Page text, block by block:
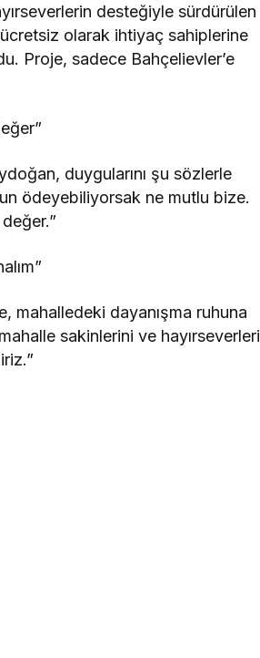
desteğiyle sürdürülen
olarak ihtiyaç sahiplerine
Proje, sadece Bahçelievler’e
duygularını şu sözlerle
ödeyebiliyorsak ne mutlu bize.
mahalledeki dayanışma ruhuna
sakinlerini ve hayırseverleri